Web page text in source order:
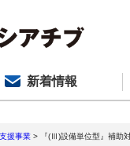
新着情報
援事業 > 『(Ⅲ)設備単位型』補助